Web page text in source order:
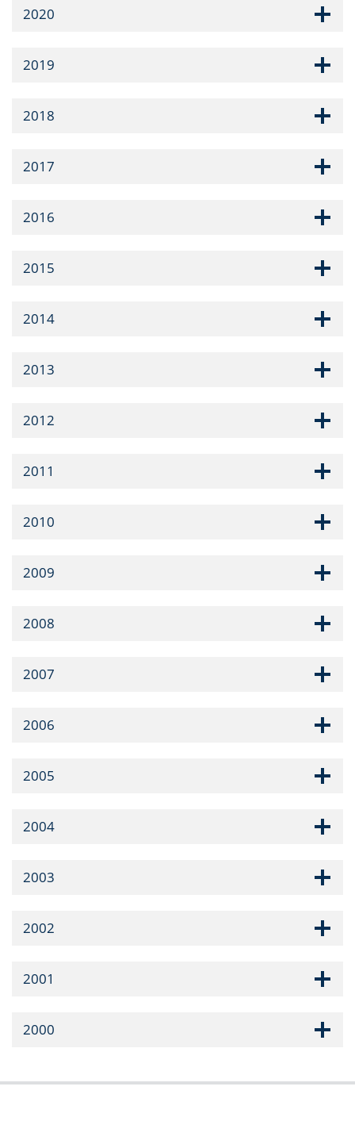
2020
2019
2018
2017
2016
2015
2014
2013
2012
2011
2010
2009
2008
2007
2006
2005
2004
2003
2002
2001
2000